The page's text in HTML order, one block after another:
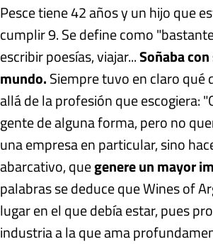
Pesce tiene 42 años y un hijo que
cumplir 9. Se define como
escribir poesías, viajar...Soñaba
mundo.Siempre tuvo en claro qué
allá de la profesión que escogiera:
gente de alguna forma, pero no
una empresa en particular, sino
abarcativo, quegenere un mayor
palabras se deduce que Wines of
lugar en el que debía estar, pues
industria a la que ama